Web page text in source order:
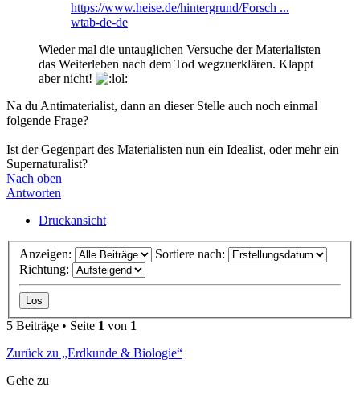
https://www.heise.de/hintergrund/Forsch ...
wtab-de-de
Wieder mal die untauglichen Versuche der Materialisten
das Weiterleben nach dem Tod wegzuerklären. Klappt
aber nicht!
Na du Antimaterialist, dann an dieser Stelle auch noch einmal
folgende Frage?
Ist der Gegenpart des Materialisten nun ein Idealist, oder mehr ein
Supernaturalist?
Nach oben
Antworten
Druckansicht
Anzeigen:
Sortiere nach:
Richtung:
5 Beiträge • Seite 1 von 1
Zurück zu „Erdkunde & Biologie“
Gehe zu